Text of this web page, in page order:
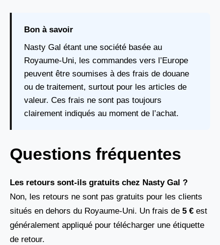
Bon à savoir
Nasty Gal étant une société basée au
Royaume-Uni, les commandes vers l’Europe
peuvent être soumises à des frais de douane
ou de traitement, surtout pour les articles de
valeur. Ces frais ne sont pas toujours
clairement indiqués au moment de l’achat.
Questions fréquentes
Les retours sont-ils gratuits chez Nasty Gal ?
Non, les retours ne sont pas gratuits pour les clients
situés en dehors du Royaume-Uni. Un frais de 5 € est
généralement appliqué pour télécharger une étiquette
de retour.